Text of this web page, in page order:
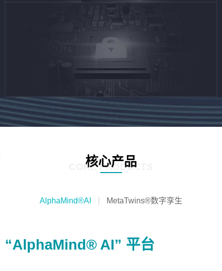
核心产品
CORE PRODUCTS
AlphaMind®AI MetaTwins®数字孪生
“AlphaMind® AI” 平台